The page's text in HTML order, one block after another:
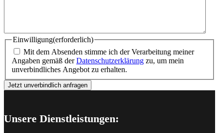
Einwilligung(erforderlich)
Mit dem Absenden stimme ich der Verarbeitung meiner
Angaben gemäß derDatenschutzerklärung zu, um mein
unverbindliches Angebot zu erhalten.
Unsere Dienstleistungen: